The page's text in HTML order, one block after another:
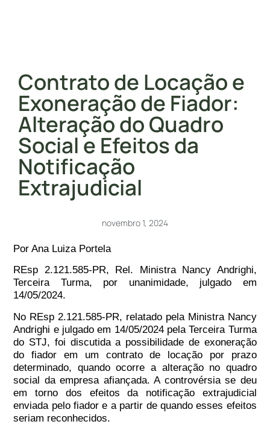
Contrato de Locação e
Exoneração de Fiador:
Alteração do Quadro
Social e Efeitos da
Notificação
Extrajudicial
novembro 1, 2024
Por Ana Luiza Portela
REsp 2.121.585-PR, Rel. Ministra Nancy Andrighi,
Terceira Turma, por unanimidade, julgado em
14/05/2024.
No REsp 2.121.585-PR, relatado pela Ministra Nancy
Andrighi e julgado em 14/05/2024 pela Terceira Turma
do STJ, foi discutida a possibilidade de exoneração
do fiador em um contrato de locação por prazo
determinado, quando ocorre a alteração no quadro
social da empresa afiançada. A controvérsia se deu
em torno dos efeitos da notificação extrajudicial
enviada pelo fiador e a partir de quando esses efeitos
seriam reconhecidos.